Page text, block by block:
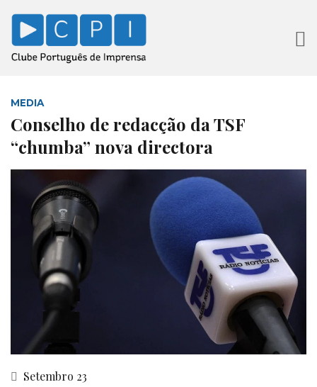
MEDIA
Conselho de redacção da TSF
“chumba” nova directora
Setembro 23